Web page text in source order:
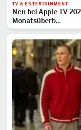
TV & ENTERTAINMENT
Neu bei Apple TV
Monatsüberb…